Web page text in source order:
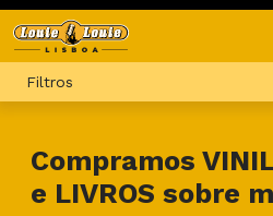
Filtros
Compramos
e LIVROS sobre